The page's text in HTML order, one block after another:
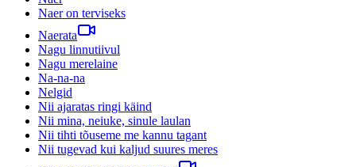
Naer on terviseks
Naerata
Nagu linnutiivul
Nagu merelaine
Na-na-na
Nelgid
Nii ajaratas ringi käind
Nii mina, neiuke, sinule laulan
Nii tihti tõuseme me kannu tagant
Nii tugevad kui kaljud suures meres